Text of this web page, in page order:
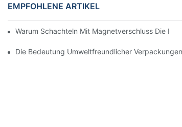
EMPFOHLENE ARTIKEL
Warum Schachteln Mit Magnetverschluss Die
Die Bedeutung Umweltfreundlicher